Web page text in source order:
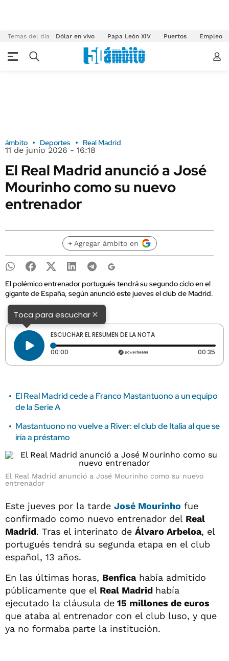
Temas del día Dólar en vivo Papa León XIV Puertos Empleo
ámbito Deportes Real Madrid
11 de junio 2026 - 16:18
El Real Madrid anunció a José
Mourinho como su nuevo
entrenador
+ Agregar ámbito en
El polémico entrenador portugués tendrá su segundo ciclo en el
gigante de España, según anunció este jueves el club de Madrid.
Toca para escuchar×
ESCUCHAR EL RESUMEN DE LA NOTA
00:00 Tiempo transcurrido: 0 segundos 00:35
El Real Madrid cede a Franco Mastantuono a un equipo
de la Serie A
Mastantuono no vuelve a River: el club de Italia al que se
iría a préstamo
El Real Madrid anunció a José Mourinho como su nuevo
entrenador
Este jueves por la tarde José Mourinho fue
confirmado como nuevo entrenador del Real
Madrid. Tras el interinato de Álvaro Arbeloa, el
portugués tendrá su segunda etapa en el club
español, 13 años.
En las últimas horas, Benficahabía admitido
públicamente que el Real Madrid había
ejecutado la cláusula de 15 millones de euros
que ataba al entrenador con el club luso, y que
ya no formaba parte la institución.